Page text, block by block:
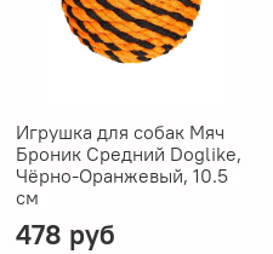
Игрушка для собак Мяч
Броник Средний Doglike,
Чёрно-Оранжевый, 10.5
см
478 руб